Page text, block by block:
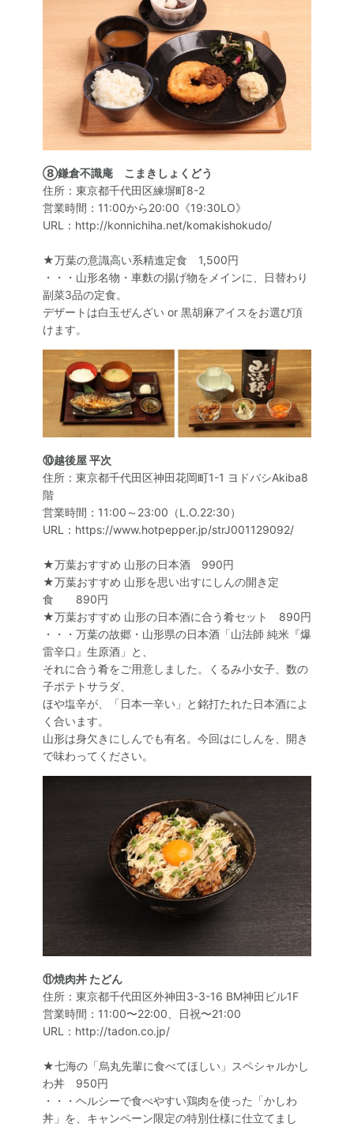
⑧鎌倉不識庵 こまきしょくどう
住所：東京都千代田区練塀町8-2
営業時間：11:00から20:00《19:30LO》
URL：http://konnichiha.net/komakishokudo/
★万葉の意識高い系精進定食 1,500円
・・・山形名物・車麩の揚げ物をメインに、日替わり
副菜3品の定食。
デザートは白玉ぜんざい or 黒胡麻アイスをお選び頂
けます。
⑩越後屋 平次
住所：東京都千代田区神田花岡町1-1 ヨドバシAkiba8
階
営業時間：11:00～23:00（L.O.22:30）
URL：https://www.hotpepper.jp/strJ001129092/
★万葉おすすめ 山形の日本酒 990円
★万葉おすすめ 山形を思い出すにしんの開き定
食 890円
★万葉おすすめ 山形の日本酒に合う肴セット 890円
・・・万葉の故郷・山形県の日本酒「山法師 純米『爆
雷辛口』生原酒」と、
それに合う肴をご用意しました。くるみ小女子、数の
子ポテトサラダ、
ほや塩辛が、「日本一辛い」と銘打たれた日本酒によ
く合います。
山形は身欠きにしんでも有名。今回はにしんを、開き
で味わってください。
⑪焼肉丼 たどん
住所：東京都千代田区外神田3-3-16 BM神田ビル1F
営業時間：11:00〜22:00、日祝〜21:00
URL：http://tadon.co.jp/
★七海の「烏丸先輩に食べてほしい」スペシャルかし
わ丼 950円
・・・ヘルシーで食べやすい鶏肉を使った「かしわ
丼」を、キャンペーン限定の特別仕様に仕立てまし